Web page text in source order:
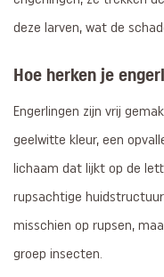
deze larven, wat de
Hoe herken je
Engerlingen zijn vrij
geelwitte kleur, een
lichaam dat lijkt op de
rupsachtige
misschien op rupsen,
groep insecten.